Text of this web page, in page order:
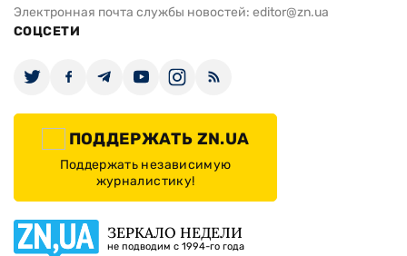
Электронная почта службы новостей: editor@zn.ua
СОЦСЕТИ
ПОДДЕРЖАТЬ ZN.UA
Поддержать независимую
журналистику!
ЗЕРКАЛО НЕДЕЛИ
не подводим с 1994-го года